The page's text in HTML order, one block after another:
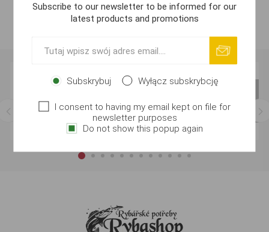
Subscribe to our newsletter to be informed for our
latest products and promotions
Subskrybuj Wyłącz subskrybcję
I consent to having my email kept on file for
newsletter purposes
Do not show this popup again